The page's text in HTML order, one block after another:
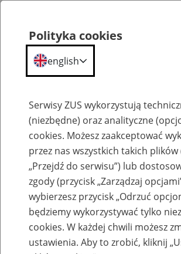
Aktualności
ZUS nadal udziela wsparcia
Polityka cookies
english
Serwisy ZUS wykorzystują
(niezbędne) oraz analityczne
cookies. Możesz zaakceptować
przez nas wszystkich takich plików
„Przejdź do serwisu”) lub
zgody (przycisk „Zarządzaj
wybierzesz przycisk „Odrzuć
będziemy wykorzystywać tylko
cookies. W każdej chwili możesz
ustawienia. Aby to zrobić, kliknij